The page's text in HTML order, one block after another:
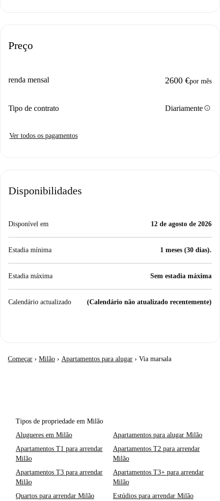
Preço
renda mensal 2600 €por mês
Tipo de contrato Diariamenteinfo
Ver todos os pagamentos
Disponibilidades
Disponível em 12 de agosto de 2026
Estadia mínima 1 meses (30 dias).
Estadia máxima Sem estadia máxima
Calendário actualizado (Calendário não atualizado recentemente)
Começar › Milão › Apartamentos para alugar › Via marsala
Tipos de propriedade em Milão
Alugueres em Milão
Apartamentos para alugar Milão
Apartamentos T1 para arrendar
Milão
Apartamentos T2 para arrendar
Milão
Apartamentos T3 para arrendar
Milão
Apartamentos T3+ para arrendar
Milão
Quartos para arrendar Milão
Estúdios para arrendar Milão